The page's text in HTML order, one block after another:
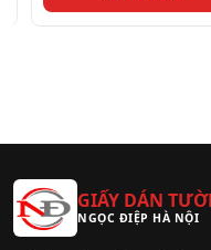
GIẤY DÁN
NGỌC ĐIỆP HÀ NỘI